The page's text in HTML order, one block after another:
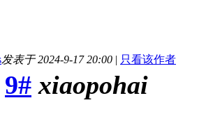
发表于 2024-9-17 20:00 | 只看该作者
9# xiaopohai